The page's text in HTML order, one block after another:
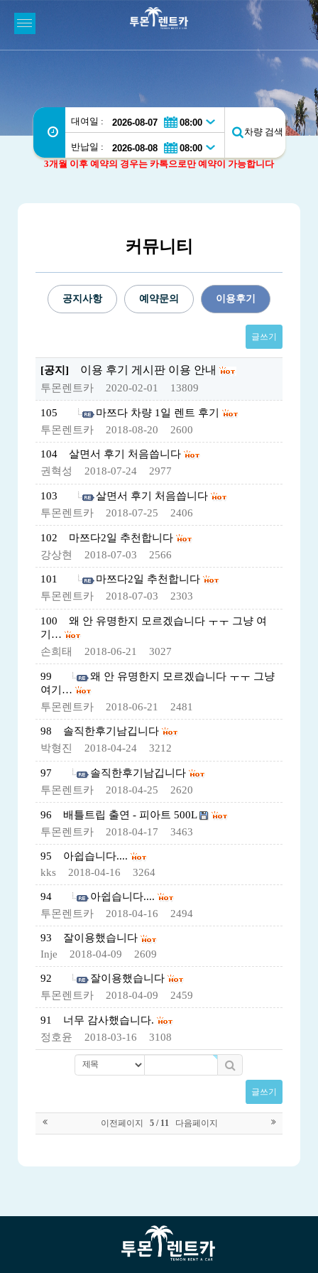
대여일 :
반납일 :
차량 검색
3개월 이후 예약의 경우는 카톡으로만 예약이 가능합니다
커뮤니티
공지사항 예약문의 이용후기
글쓰기
[공지] 이용 후기 게시판 이용 안내
투몬렌트카 2020-02-01 13809
105
마쯔다 차량 1일 렌트 후기
투몬렌트카
2018-08-20 2600
104
살면서 후기 처음씁니다
권혁성
2018-07-24 2977
103
살면서 후기 처음씁니다
투몬렌트카
2018-07-25 2406
102
마쯔다2일 추천합니다
강상현
2018-07-03 2566
101
마쯔다2일 추천합니다
투몬렌트카
2018-07-03 2303
100
왜 안 유명한지 모르겠습니다 ㅜㅜ 그냥 여
기…
손희태
2018-06-21 3027
99
왜 안 유명한지 모르겠습니다 ㅜㅜ 그냥
여기…
투몬렌트카
2018-06-21 2481
98
솔직한후기남깁니다
박형진
2018-04-24 3212
97
솔직한후기남깁니다
투몬렌트카
2018-04-25 2620
96
배틀트립 출연 - 피아트 500L
투몬렌트카
2018-04-17 3463
95
아쉽습니다....
kks
2018-04-16 3264
94
아쉽습니다....
투몬렌트카
2018-04-16 2494
93
잘이용했습니다
Inje
2018-04-09 2609
92
잘이용했습니다
투몬렌트카
2018-04-09 2459
91
너무 감사했습니다.
정호윤
2018-03-16 3108
글쓰기
이전페이지 5 / 11 다음페이지